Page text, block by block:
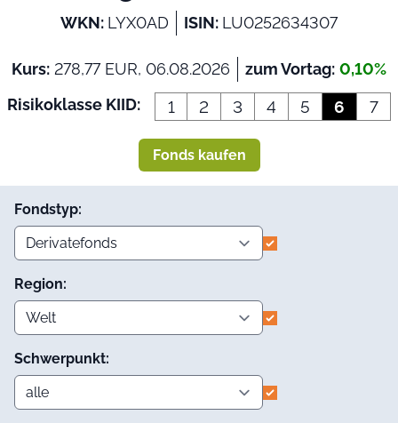
WKN: LYX0AD ISIN: LU0252634307
Kurs: 278,77 EUR, 06.08.2026 zum Vortag: 0,10%
Risikoklasse KIID:
1 2 3 4 5 6 7
Fonds kaufen
Fondstyp:
Region:
Schwerpunkt: